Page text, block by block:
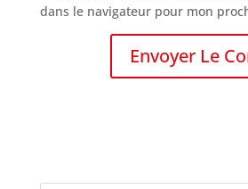
dans le navigateur pour mon